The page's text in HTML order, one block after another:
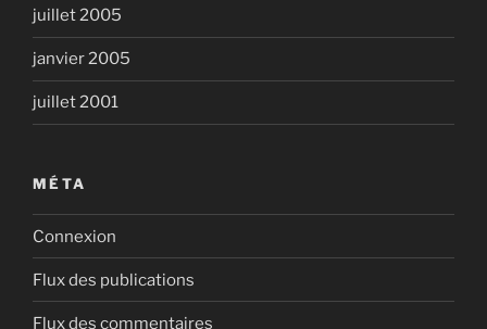
juillet 2005
janvier 2005
juillet 2001
MÉTA
Connexion
Flux des publications
Flux des commentaires